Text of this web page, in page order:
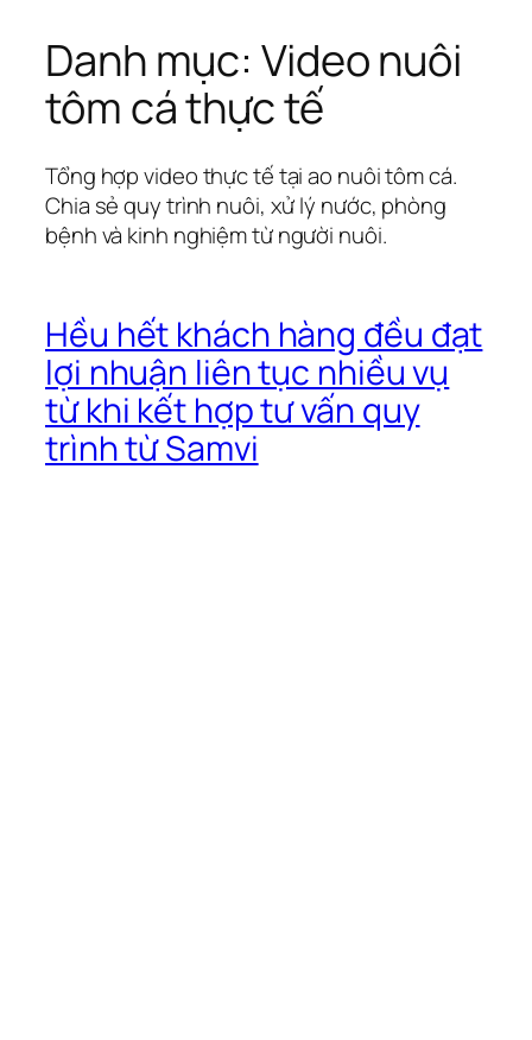
Chuyển
phần
dung
Danh mục: Video nuôi
tôm cá thực tế
Tổng hợp video thực tế tại ao nuôi tôm cá.
Chia sẻ quy trình nuôi, xử lý nước, phòng
bệnh và kinh nghiệm từ người nuôi.
Hều hết khách hàng đều đạt
lợi nhuận liên tục nhiều vụ
từ khi kết hợp tư vấn quy
trình từ Samvi